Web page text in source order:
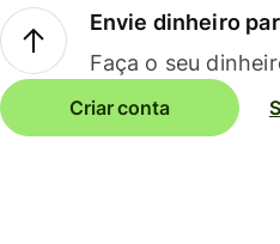
Envie dinheiro
Faça o seu
Criar conta